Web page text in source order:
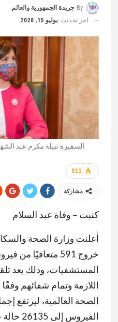
By جريدة الجمهورية والعالم
اخر تحديث يوليو 15, 2020
السفيرة نبيلة مكرم عبد
911
مشاركة
كتبت – وفاة عبد السلام
أعلنت وزارة الصحة
خروج 591 متعافيًا
المستشفيات، وذلك بعد
اللازمة وتمام شفائهم
الصحة العالمية، ليرتفع
الفيروس إلى 26135 حالة حتى اليوم.